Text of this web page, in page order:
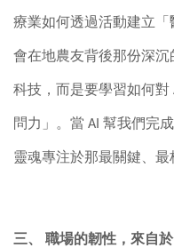
療業如何透過活動建立
會在地農友背後那份深
科技，而是要學習如何對
問力」。當 AI 幫我們完成
靈魂專注於那最關鍵、最
三、 職場的韌性，來自